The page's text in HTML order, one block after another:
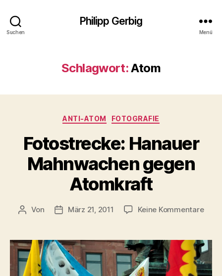
Suchen
Philipp Gerbig
Menü
Schlagwort:Atom
Kategorien
ANTI-ATOM FOTOGRAFIE
Fotostrecke: Hanauer
Mahnwachen gegen
Atomkraft
Beitragsautor
Von Veröffentlichungsdatum
März 21, 2011 Keine Kommentarezu